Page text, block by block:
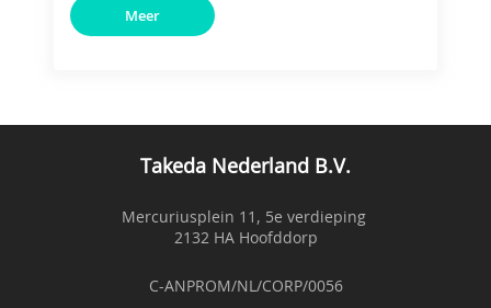
Meer
Takeda Nederland B.V.
Mercuriusplein 11, 5e verdieping
2132 HA Hoofddorp
C-ANPROM/NL/CORP/0056